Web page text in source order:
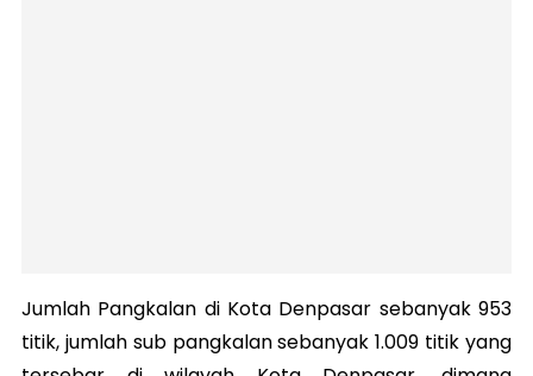
Jumlah Pangkalan di Kota Denpasar sebanyak 953
titik, jumlah sub pangkalan sebanyak 1.009 titik yang